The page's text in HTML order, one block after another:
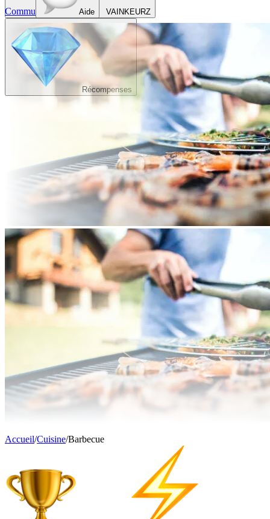
VAINKEURZ
Récompenses
Commu Aide
Accueil/Cuisine/Barbecue